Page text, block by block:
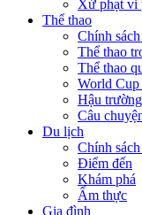
Xử phạt vi
Thể thao
Chính
Thể thao
Thể thao
World Cup
Hậu trường
Câu
Du lịch
Chính
Điểm đến
Khám phá
Ẩm thực
Gia đình